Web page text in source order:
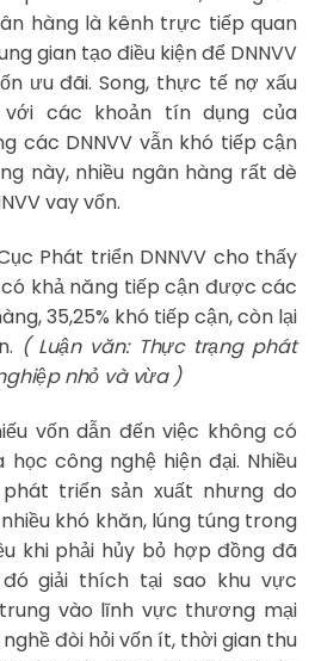
hàng là kênh trực tiếp quan
gian tạo điều kiện để DNNVV
ưu đãi. Song, thực tế nợ xấu
các khoản tín dụng của
các DNNVV vẫn khó tiếp cận
này, nhiều ngân hàng rất dè
vay vốn.
Phát triển DNNVV cho thấy
có khả năng tiếp cận được các
35,25% khó tiếp cận, còn lại
( Luận văn: Thực trạng phát
nhỏ và vừa )
vốn dẫn đến việc không có
công nghệ hiện đại. Nhiều
triển sản xuất nhưng do
khó khăn, lúng túng trong
khi phải hủy bỏ hợp đồng đã
giải thích tại sao khu vực
vào lĩnh vực thương mại
đòi hỏi vốn ít, thời gian thu